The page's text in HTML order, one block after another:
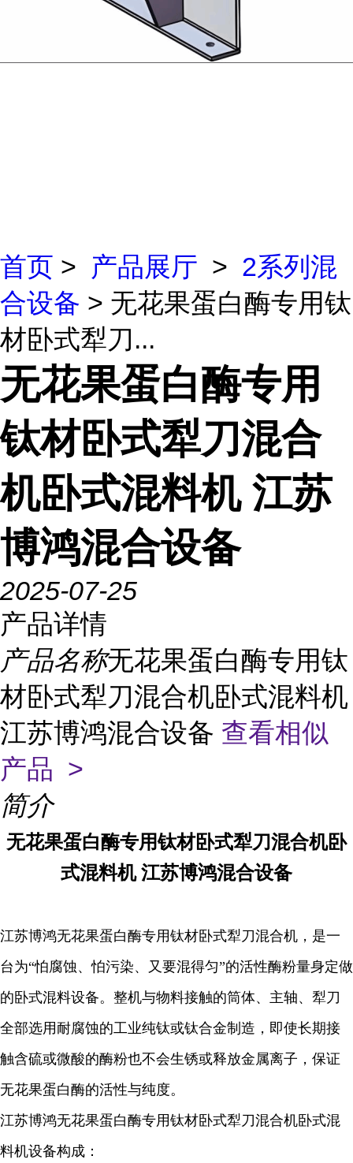
首页 > 产品展厅 > 2系列混
合设备 > 无花果蛋白酶专用钛
材卧式犁刀...
无花果蛋白酶专用
钛材卧式犁刀混合
机卧式混料机 江苏
博鸿混合设备
2025-07-25
产品详情
产品名称无花果蛋白酶专用钛
材卧式犁刀混合机卧式混料机
江苏博鸿混合设备 查看相似
产品 >
简介
无花果蛋白酶专用钛材卧式犁刀混合机卧
式混料机 江苏博鸿混合设备
江苏博鸿无花果蛋白酶专用钛材卧式犁刀混合机，是一
台为“怕腐蚀、怕污染、又要混得匀”的活性酶粉量身定做
的卧式混料设备。整机与物料接触的筒体、主轴、犁刀
全部选用耐腐蚀的工业纯钛或钛合金制造，即使长期接
触含硫或微酸的酶粉也不会生锈或释放金属离子，保证
无花果蛋白酶的活性与纯度。
江苏博鸿无花果蛋白酶专用钛材卧式犁刀混合机卧式混
料机设备构成：